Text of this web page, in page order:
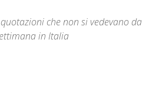
che non si vedevano da
in Italia